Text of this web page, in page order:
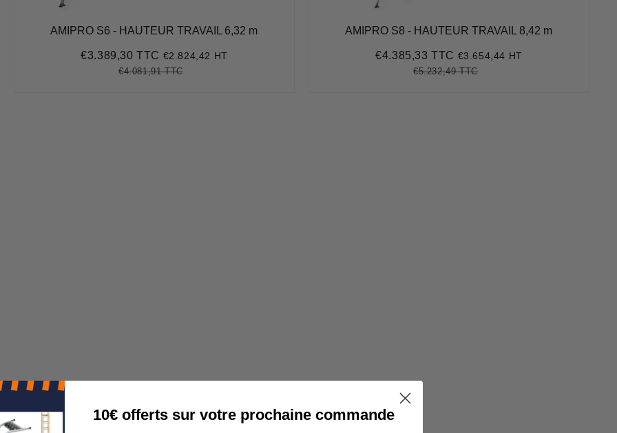
AMIPRO S6 - HAUTEUR TRAVAIL 6,32 m
Prix
€3.389,30 TTC €3.389,30
€2.824,42 HT
Prix
€4.081,91 TTC€4.081,91
AMIPRO S8 - HAUTEUR TRAVAIL 8,42 m
Prix
€4.385,33 TTC €4.385,33
€3.654,44 HT
Prix
€5.232,49 TTC€5.232,49
10€ offerts sur votre prochaine commande